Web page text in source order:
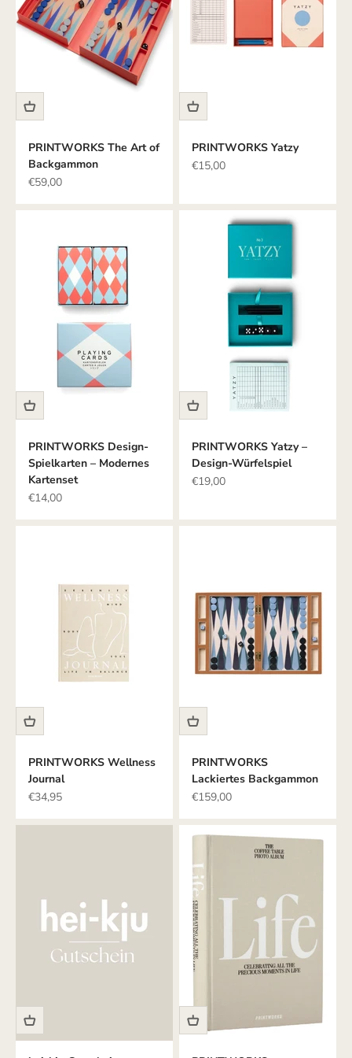
PRINTWORKS The Art of
Backgammon
Angebot
€59,00
PRINTWORKS Yatzy
Angebot
€15,00
PRINTWORKS Design-
Spielkarten – Modernes
Kartenset
Angebot
€14,00
PRINTWORKS Yatzy –
Design-Würfelspiel
Angebot
€19,00
PRINTWORKS Wellness
Journal
Angebot
€34,95
PRINTWORKS
Lackiertes Backgammon
Angebot
€159,00